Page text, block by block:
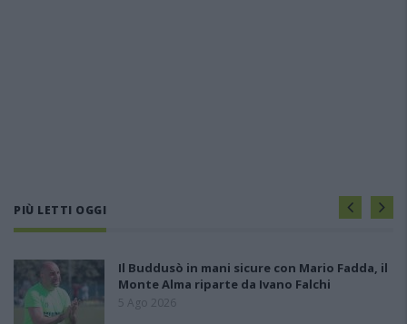
PIÙ LETTI OGGI
Il Buddusò in mani sicure con Mario Fadda, il
Monte Alma riparte da Ivano Falchi
5 Ago 2026